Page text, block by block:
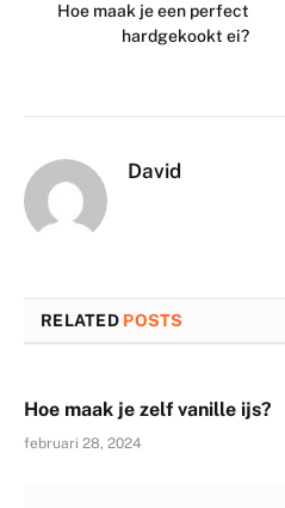
Hoe maak je een perfect
hardgekookt ei?
David
RELATED POSTS
Hoe maak je zelf vanille ijs?
februari 28, 2024